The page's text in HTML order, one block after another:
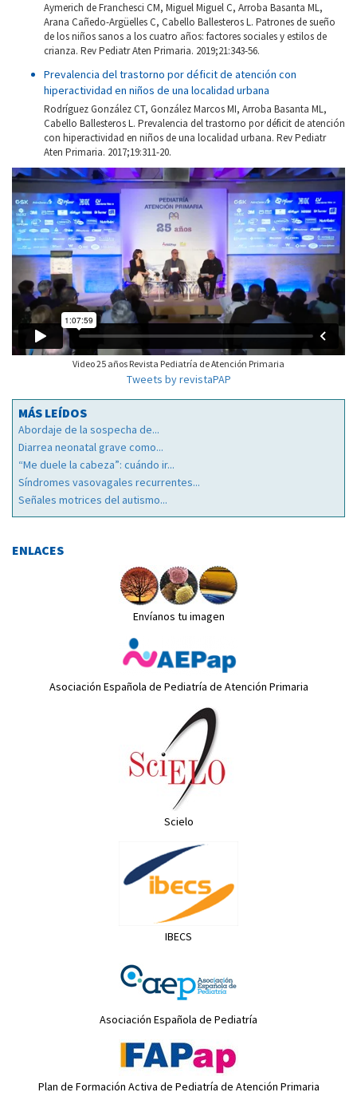
Aymerich de Franchesci CM, Miguel Miguel C, Arroba Basanta ML,
Arana Cañedo-Argüelles C, Cabello Ballesteros L. Patrones de sueño
de los niños sanos a los cuatro años: factores sociales y estilos de
crianza. Rev Pediatr Aten Primaria. 2019;21:343-56.
Prevalencia del trastorno por déficit de atención con
hiperactividad en niños de una localidad urbana
Rodríguez González CT, González Marcos MI, Arroba Basanta ML,
Cabello Ballesteros L. Prevalencia del trastorno por déficit de atención
con hiperactividad en niños de una localidad urbana. Rev Pediatr
Aten Primaria. 2017;19:311-20.
Video 25 años Revista Pediatría de Atención Primaria
Tweets by revistaPAP
MÁS LEÍDOS
Abordaje de la sospecha de...
Diarrea neonatal grave como...
“Me duele la cabeza”: cuándo ir...
Síndromes vasovagales recurrentes...
Señales motrices del autismo...
ENLACES
Envíanos tu imagen
Asociación Española de Pediatría de Atención Primaria
Scielo
IBECS
Asociación Española de Pediatría
Plan de Formación Activa de Pediatría de Atención Primaria